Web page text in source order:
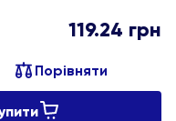
119.24 грн
Порівняти